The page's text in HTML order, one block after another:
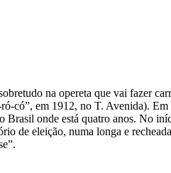
na opereta que vai fazer
có”, em 1912, no T. Avenida).
onde está quatro anos. No
de eleição, numa longa e